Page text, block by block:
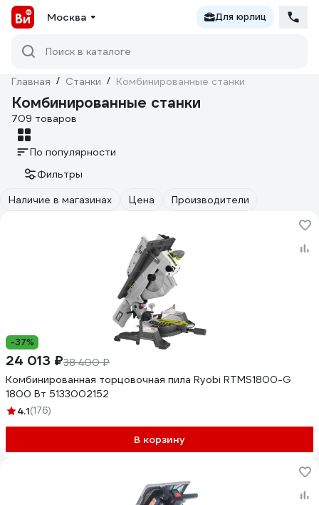
Москва Для юрлиц
Поиск в каталоге
Главная / Станки / Комбинированные станки
Комбинированные станки
709 товаров
По популярности
Фильтры
Наличие в магазинах
Цена Производители
-37%
24 013 ₽38 400 ₽
Комбинированная торцовочная пила Ryobi RTMS1800-G
1800 Вт 5133002152
4.1(176)
В корзину